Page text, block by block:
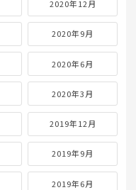
2020年12月
2020年9月
2020年6月
2020年3月
2019年12月
2019年9月
2019年6月